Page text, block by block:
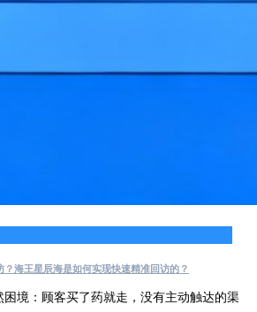
海王星辰海是如何实现快速精准回访的？
境：顾客买了药就走，没有主动触达的渠